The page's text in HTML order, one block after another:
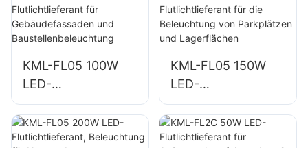
KML-FL05 100W
LED-
Flutlichtlieferant für
Gebäudefassaden
und
KML-FL05 150W
LED-
Flutlichtlieferant für
die Beleuchtung
von Parkplätzen